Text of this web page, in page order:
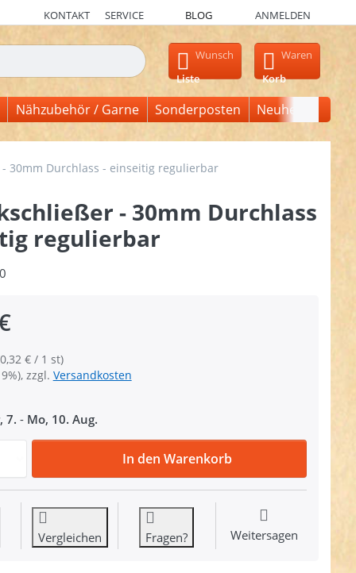
KONTAKT SERVICE BLOG ANMELDEN
erscheinen automatisch erste Ergebnisse. Drücken Sie die
Wunsch
Liste
Waren
Korb
Nähzubehör / Garne Sonderposten Neuheiten
- 30mm Durchlass - einseitig regulierbar
- 30mm Durchlass
regulierbar
€ / 1 st)
zzgl. Versandkosten
7. - Mo, 10. Aug.
50 Steckschließer - 30mm Durchlass - einseitig regulierbar
In den Warenkorb
Vergleichen Fragen? Weitersagen